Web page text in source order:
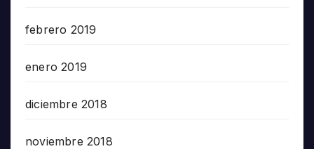
febrero 2019
enero 2019
diciembre 2018
noviembre 2018